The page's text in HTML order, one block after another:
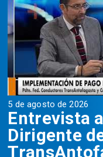
5 de agosto de 2026
Entrevista
Dirigente